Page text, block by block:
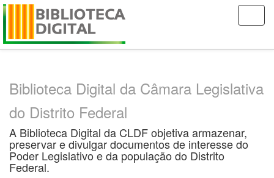
Skip
Biblioteca Digital da Câmara Legislativa
do Distrito Federal
A Biblioteca Digital da CLDF objetiva armazenar,
preservar e divulgar documentos de interesse do
Poder Legislativo e da população do Distrito
Federal.